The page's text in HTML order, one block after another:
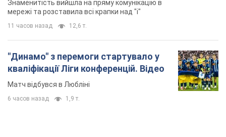
Знаменитість вийшла на пряму комунікацію в
мережі та розставила всі крапки над "і"
11 часов назад 12,6 т.
"Динамо" з перемоги стартувало у
кваліфікації Ліги конференцій. Відео
Матч відбувся в Любліні
6 часов назад 1,9 т.